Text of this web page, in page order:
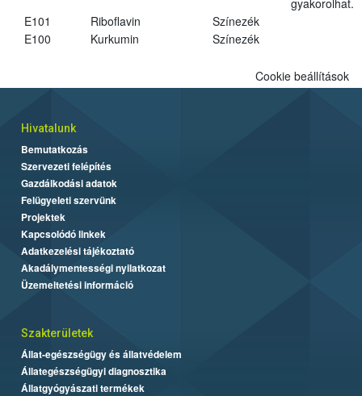
E101
Riboflavin
Színezék
E100
Kurkumin Színezék
Cookie beállítások
Hivatalunk
Bemutatkozás
Szervezeti felépítés
Gazdálkodási adatok
Felügyeleti szervünk
Projektek
Kapcsolódó linkek
Adatkezelési tájékoztató
Akadálymentességi nyilatkozat
Üzemeltetési információ
Szakterületek
Állat-egészségügy és állatvédelem
Állategészségügyi diagnosztika
Állatgyógyászati termékek